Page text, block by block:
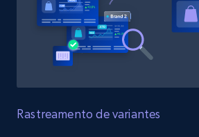
URL, Product id, Title, Product
Rating, Reviews count, Initial
and more.
Rastreamento de variantes